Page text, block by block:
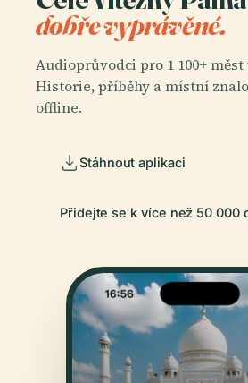
dobře vyprávěné.
Audioprůvodci pro 1 100+ měst
Historie, příběhy a místní
offline.
Stáhnout aplikaci
Přidejte se k více než 50 000